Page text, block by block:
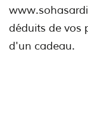
déduits de vos
d'un cadeau.